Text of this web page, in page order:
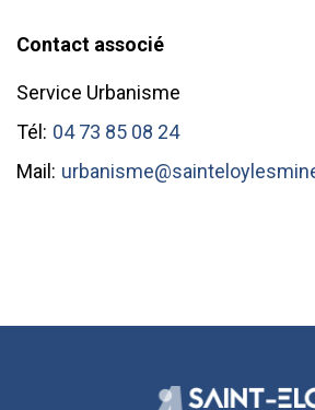
Contact associé
Service Urbanisme
Tél: 04 73 85 08 24
Mail: